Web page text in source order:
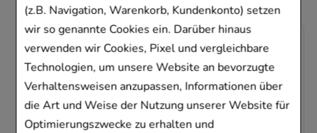
(z.B. Navigation, Warenkorb, Kundenkonto) setzen
wir so genannte Cookies ein. Darüber hinaus
verwenden wir Cookies, Pixel und vergleichbare
Technologien, um unsere Website an bevorzugte
Verhaltensweisen anzupassen, Informationen über
die Art und Weise der Nutzung unserer Website für
Optimierungszwecke zu erhalten und
66%